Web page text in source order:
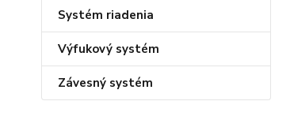
Systém riadenia
Výfukový systém
Závesný systém